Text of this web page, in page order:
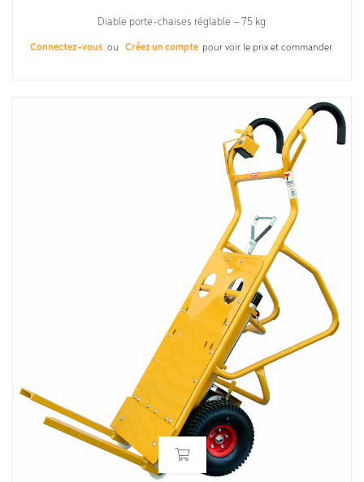
Diable porte-chaises réglable – 75 kg
Connectez-vous ou Créez un compte pour voir le prix et commander.